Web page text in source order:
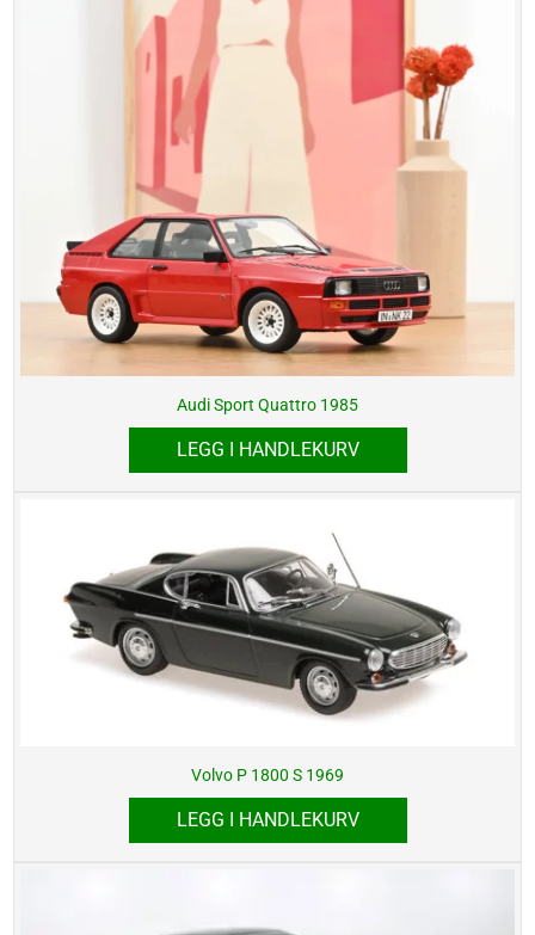
Audi Sport Quattro 1985
LEGG I HANDLEKURV
Volvo P 1800 S 1969
LEGG I HANDLEKURV